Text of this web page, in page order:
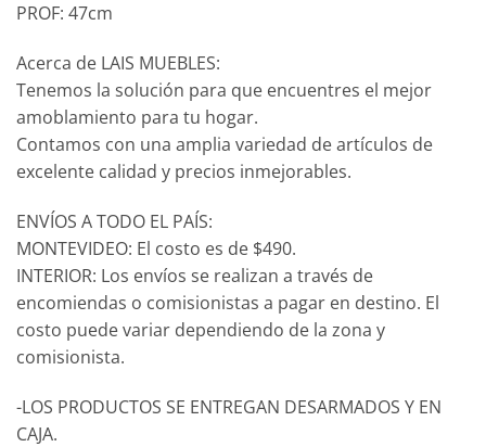
PROF: 47cm
Acerca de LAIS MUEBLES:
Tenemos la solución para que encuentres el mejor
amoblamiento para tu hogar.
Contamos con una amplia variedad de artículos de
excelente calidad y precios inmejorables.
ENVÍOS A TODO EL PAÍS:
MONTEVIDEO: El costo es de $490.
INTERIOR: Los envíos se realizan a través de
encomiendas o comisionistas a pagar en destino. El
costo puede variar dependiendo de la zona y
comisionista.
-LOS PRODUCTOS SE ENTREGAN DESARMADOS Y EN
CAJA.